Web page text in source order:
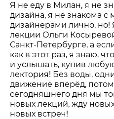
Я не еду в Милан, я не
дизайна, я не знакома
дизайнерами лично, но!
лекции Ольги
Санкт-Петербурге, а
как в этот раз, я знаю,
и услышать, купив
лектория! Без воды,
движение вперёд,
сегодняшнего дня мы
новых лекций, жду
новых встреч!